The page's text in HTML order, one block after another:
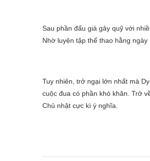
Sau phần đấu giá gây quỹ với
Nhờ luyện tập thể thao hằng
Tuy nhiên, trở ngại lớn nhất mà
cuộc đua có phần khó khăn. Trở
Chủ nhật cực kì ý nghĩa.